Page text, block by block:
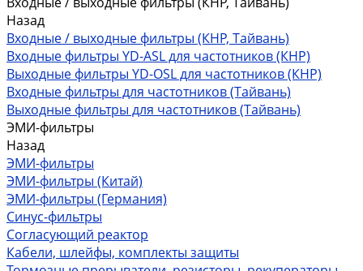
Назад
Входные / выходные фильтры (КНР, Тайвань)
Входные фильтры YD-ASL для частотников (КНР)
Выходные фильтры YD-OSL для частотников (КНР)
Входные фильтры для частотников (Тайвань)
Выходные фильтры для частотников (Тайвань)
ЭМИ-фильтры
Назад
ЭМИ-фильтры
ЭМИ-фильтры (Китай)
ЭМИ-фильтры (Германия)
Cинус-фильтры
Согласующий реактор
Кабели, шлейфы, комплекты защиты